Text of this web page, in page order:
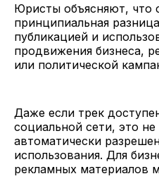
Юристы объясняют, что
принципиальная
публикацией и
продвижения бизнеса,
или политической
Даже если трек
социальной сети, это
автоматически
использования. Для
рекламных материалов